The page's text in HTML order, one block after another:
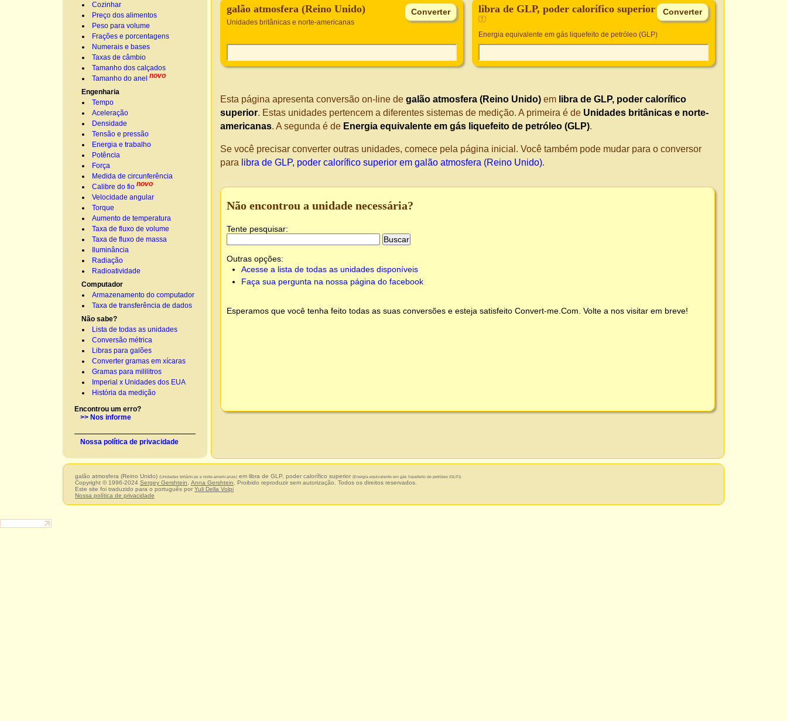
Cozinhar
Preço dos alimentos
Peso para volume
Frações e porcentagens
Numerais e bases
Taxas de câmbio
Tamanho dos calçados
Tamanho do anel novo
Engenharia
Tempo
Aceleração
Densidade
Tensão e pressão
Energia e trabalho
Potência
Força
Medida de circunferência
Calibre do fio novo
Velocidade angular
Torque
Aumento de temperatura
Taxa de fluxo de volume
Taxa de fluxo de massa
Iluminância
Radiação
Radioatividade
Computador
Armazenamento do computador
Taxa de transferência de dados
Não sabe?
Lista de todas as unidades
Conversão métrica
Libras para galões
Converter gramas em xícaras
Gramas para mililitros
Imperial x Unidades dos EUA
História da medição
Encontrou um erro?
>> Nos informe
Nossa política de privacidade
galão atmosfera (Reino Unido)
Unidades britânicas e norte-americanas
libra de GLP, poder calorífico superior
!
Energia equivalente em gás liquefeito de petróleo (GLP)
Esta página apresenta conversão on-line de galão atmosfera (Reino Unido) em libra de GLP, poder calorífico
superior. Estas unidades pertencem a diferentes sistemas de medição. A primeira é de Unidades britânicas e norte-
americanas. A segunda é de Energia equivalente em gás liquefeito de petróleo (GLP).
Se você precisar converter outras unidades, comece pela página inicial. Você também pode mudar para o conversor
para libra de GLP, poder calorífico superior em galão atmosfera (Reino Unido).
Não encontrou a unidade necessária?
Tente pesquisar:
Outras opções:
Acesse a lista de todas as unidades disponíveis
Faça sua pergunta na nossa página do facebook
Esperamos que você tenha feito todas as suas conversões e esteja satisfeito Convert-me.Com . Volte a nos visitar em breve!
galão atmosfera (Reino Unido) (Unidades britânicas e norte-americanas) em libra de GLP, poder calorífico superior (Energia equivalente em gás liquefeito de petróleo (GLP))
Copyright © 1996-2024 Sergey Gershtein Anna Gershtein . Proibido reproduzir sem autorização. Todos os direitos reservados.
Este site foi traduzido para o português por Yuli Della Volpi
Nossa política de privacidade